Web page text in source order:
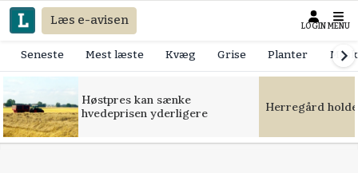
Læs e-avisen LOGIN MENU
Seneste Mest læste Kvæg Grise Planter
Høstpres kan sænke
hvedeprisen yderligere
Herregård